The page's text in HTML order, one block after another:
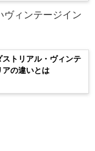
ィンテージイン
トリアル・ヴィンテ
アの違いとは